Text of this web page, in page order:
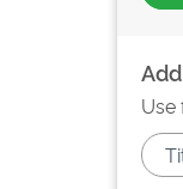
Use